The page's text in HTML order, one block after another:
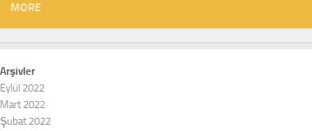
MORE
Arşivler
Eylül 2022
Mart 2022
Şubat 2022